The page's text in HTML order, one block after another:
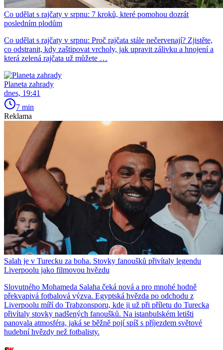
Co udělat s rajčaty v srpnu: 7 kroků, které pomohou dozrát
posledním plodům
Co udělat s rajčaty v srpnu: Proč rajčata stále nečervenají? Zjistěte,
co odstranit, kdy zaštipovat vrcholy, jak upravit zálivku a hnojení a
která zelená rajčata už můžete …
Planeta zahrady
dnes, 19:41
7 min
Reklama
Salah je v Turecku za boha. Stovky fanoušků přivítaly legendu
Liverpoolu jako filmovou hvězdu
Slovutného Mohameda Salaha čeká nová a pro mnohé hodně
překvapivá fotbalová výzva. Egyptská hvězda po odchodu z
Liverpoolu míří do Trabzonsporu, kde ji už při příletu do Turecka
přivítaly stovky nadšených fanoušků. Na istanbulském letišti
panovala atmosféra, jaká se běžně pojí spíš s příjezdem světové
hudební hvězdy než fotbalisty.